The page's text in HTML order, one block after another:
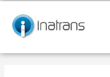
contenido
de
entradas